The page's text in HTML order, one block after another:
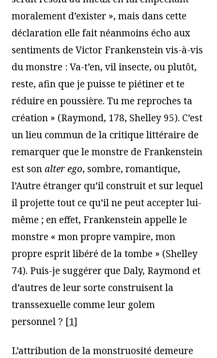
moralement d’exister », mais dans cette
déclaration elle fait néanmoins écho aux
sentiments de Victor Frankenstein vis-à-vis
du monstre : Va-t’en, vil insecte, ou plutôt,
reste, afin que je puisse te piétiner et te
réduire en poussière. Tu me reproches ta
création » (Raymond, 178, Shelley 95). C’est
un lieu commun de la critique littéraire de
remarquer que le monstre de Frankenstein
est sonalter ego, sombre, romantique,
l’Autre étranger qu’il construit et sur lequel
il projette tout ce qu’il ne peut accepter lui-
même ; en effet, Frankenstein appelle le
monstre « mon propre vampire, mon
propre esprit libéré de la tombe » (Shelley
74). Puis-je suggérer que Daly, Raymond et
d’autres de leur sorte construisent la
transsexuelle comme leur golem
personnel ? [1]
L’attribution de la monstruosité demeure